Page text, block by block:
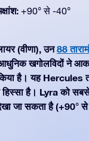
+90° से -40°
(वीणा), उन88
खगोलविदों ने
है। यह Hercules
हिस्सा है। Lyra को
जा सकता है (+90°